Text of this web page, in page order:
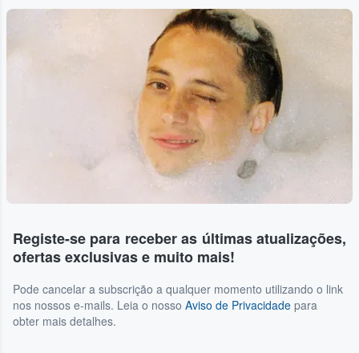
Registe-se para receber as últimas atualizações,
ofertas exclusivas e muito mais!
Pode cancelar a subscrição a qualquer momento utilizando o link
nos nossos e-mails. Leia o nosso Aviso de Privacidade para
obter mais detalhes.